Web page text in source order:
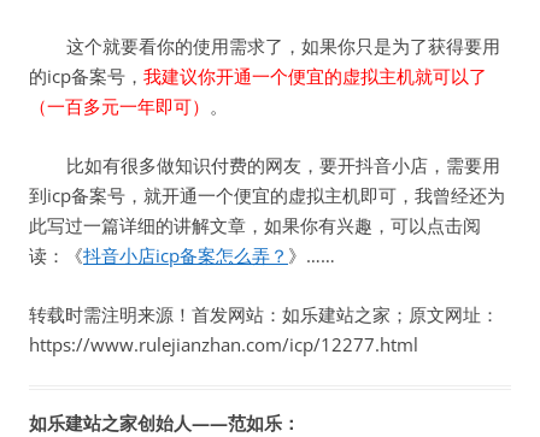
这个就要看你的使用需求了，如果你只是为了获得要用
的icp备案号， 我建议你开通一个便宜的虚拟主机就可以了
（一百多元一年即可） 。
比如有很多做知识付费的网友，要开抖音小店，需要用
到icp备案号，就开通一个便宜的虚拟主机即可，我曾经还为
此写过一篇详细的讲解文章，如果你有兴趣，可以点击阅
读：《抖音小店icp备案怎么弄？ 》……
转载时需注明来源！首发网站：如乐建站之家；原文网址：
https://www.rulejianzhan.com/icp/12277.html
如乐建站之家创始人——范如乐：